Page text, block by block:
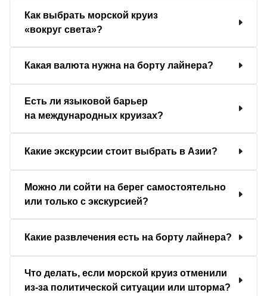
Как выбрать морской круиз
«вокруг света»?
Какая валюта нужна на борту лайнера?
Есть ли языковой барьер
на международных круизах?
Какие экскурсии стоит выбрать в Азии?
Можно ли сойти на берег самостоятельно
или только с экскурсией?
Какие развлечения есть на борту лайнера?
Что делать, если морской круиз отменили
из-за политической ситуации или шторма?